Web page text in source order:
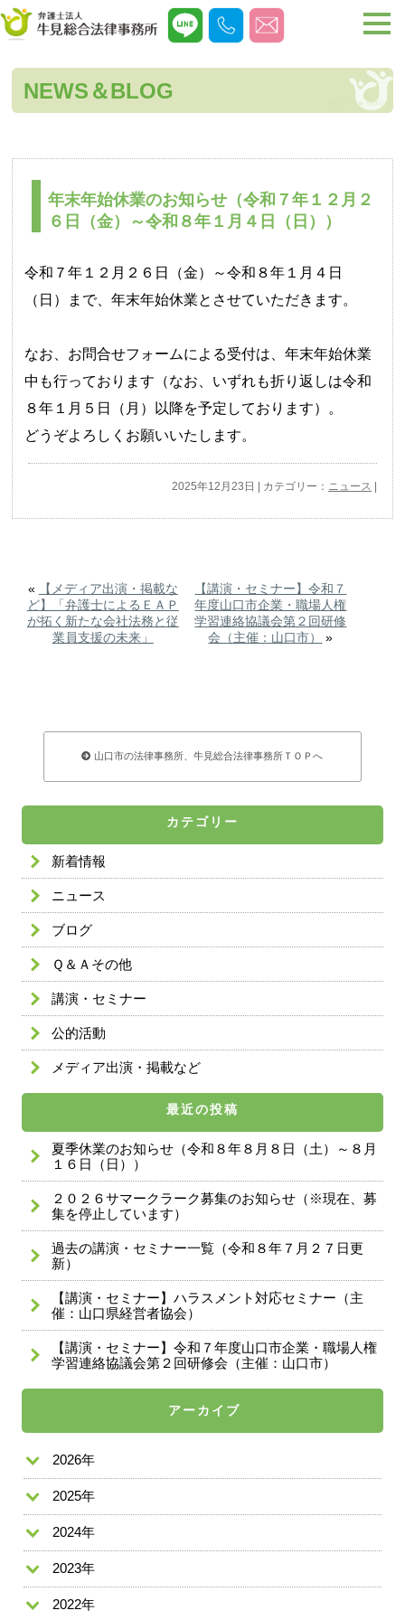
NEWS＆BLOG
年末年始休業のお知らせ（令和７年１２月２
６日（金）～令和８年１月４日（日））
令和７年１２月２６日（金）～令和８年１月４日
（日）まで、年末年始休業とさせていただきます。
なお、お問合せフォームによる受付は、年末年始休業
中も行っております（なお、いずれも折り返しは令和
８年１月５日（月）以降を予定しております）。
どうぞよろしくお願いいたします。
2025年12月23日 | カテゴリー： ニュース
«
【メディア出演・掲載な
ど】「弁護士によるＥＡＰ
が拓く新たな会社法務と従
業員支援の未来」
【講演・セミナー】令和７
年度山口市企業・職場人権
学習連絡協議会第２回研修
会（主催：山口市）
»
山口市の法律事務所、牛見総合法律事務所ＴＯＰへ
カテゴリー
新着情報
ニュース
ブログ
Ｑ＆Ａその他
講演・セミナー
公的活動
メディア出演・掲載など
最近の投稿
夏季休業のお知らせ（令和８年８月８日（土）～８月
１６日（日））
２０２６サマークラーク募集のお知らせ（※現在、募
集を停止しています）
過去の講演・セミナー一覧（令和８年７月２７日更
新）
【講演・セミナー】ハラスメント対応セミナー（主
催：山口県経営者協会）
【講演・セミナー】令和７年度山口市企業・職場人権
学習連絡協議会第２回研修会（主催：山口市）
アーカイブ
2026年
2025年
2024年
2023年
2022年